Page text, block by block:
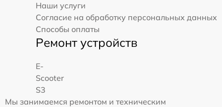
Наши услуги
Согласие на обработку персональных данных
Способы оплаты
Ремонт устройств
E-
Scooter
S3
Мы занимаемся ремонтом и техническим